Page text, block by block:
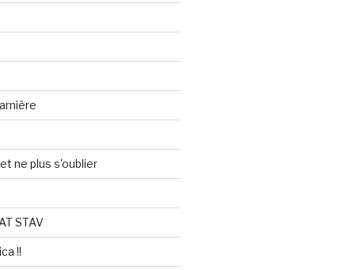
ne plus s'oublier
STAV
!!